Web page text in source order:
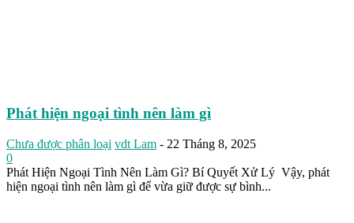
Phát hiện ngoại tình nên làm gì
Chưa được phân loại vdt Lam - 22 Tháng 8, 2025
0
Phát Hiện Ngoại Tình Nên Làm Gì? Bí Quyết Xử Lý Vậy, phát
hiện ngoại tình nên làm gì để vừa giữ được sự bình...